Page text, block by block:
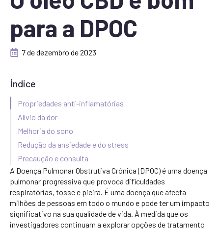
para a DPOC
7 de dezembro de 2023
A Doença Pulmonar Obstrutiva Crónica (DPOC) é uma doença
pulmonar progressiva que provoca dificuldades
respiratórias, tosse e pieira. É uma doença que afecta
milhões de pessoas em todo o mundo e pode ter um impacto
significativo na sua qualidade de vida. À medida que os
investigadores continuam a explorar opções de tratamento
Índice
Propriedades anti-inflamatórias
Alívio da dor
Melhoria do sono
Redução da ansiedade e do stress
Precaução e consulta